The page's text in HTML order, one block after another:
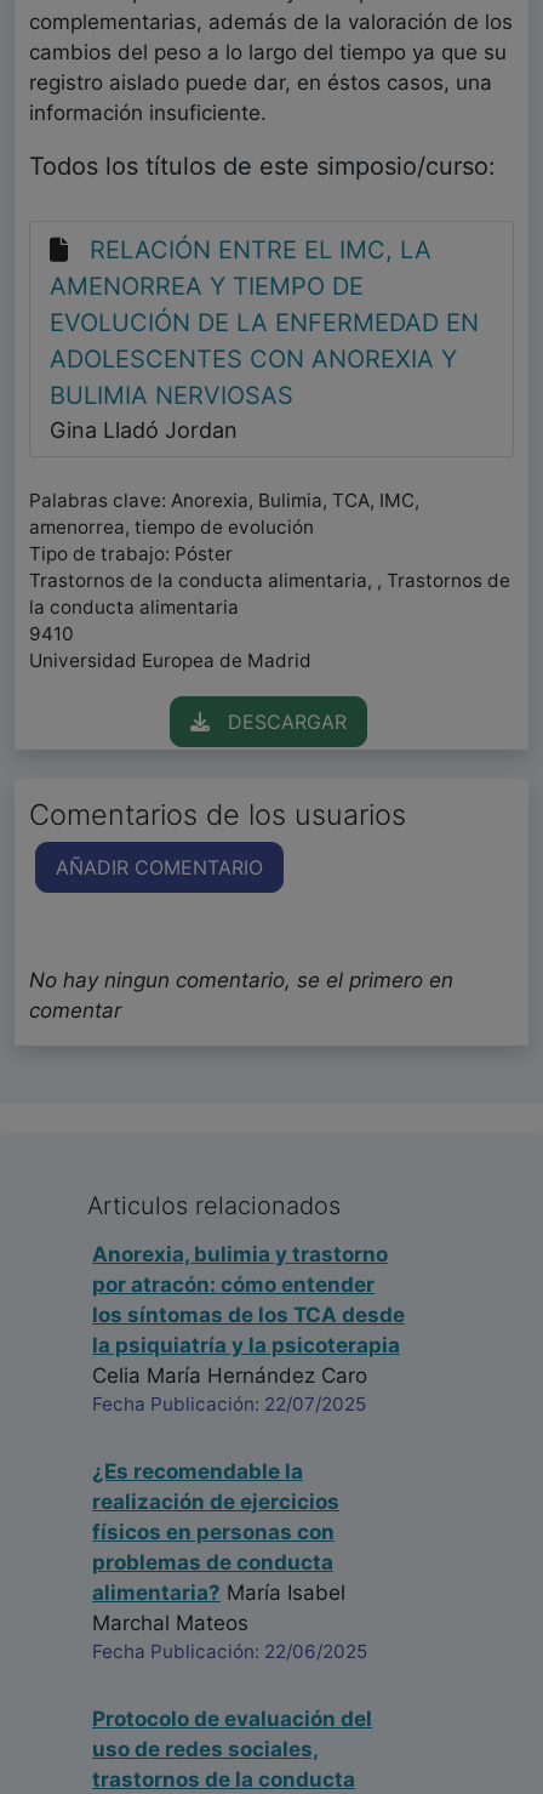
complementarias, además de la valoración de los
cambios del peso a lo largo del tiempo ya que su
registro aislado puede dar, en éstos casos, una
información insuficiente.
Todos los títulos de este simposio/curso:
RELACIÓN ENTRE EL IMC, LA
AMENORREA Y TIEMPO DE
EVOLUCIÓN DE LA ENFERMEDAD EN
ADOLESCENTES CON ANOREXIA Y
BULIMIA NERVIOSAS
Gina Lladó Jordan
Palabras clave: Anorexia, Bulimia, TCA, IMC,
amenorrea, tiempo de evolución
Tipo de trabajo: Póster
Trastornos de la conducta alimentaria, , Trastornos de
la conducta alimentaria
9410
Universidad Europea de Madrid
DESCARGAR
Comentarios de los usuarios
AÑADIR COMENTARIO
No hay ningun comentario, se el primero en
comentar
Articulos relacionados
Anorexia, bulimia y trastorno
por atracón: cómo entender
los síntomas de los TCA desde
la psiquiatría y la psicoterapia
Celia María Hernández Caro
Fecha Publicación: 22/07/2025
¿Es recomendable la
realización de ejercicios
físicos en personas con
problemas de conducta
alimentaria? María Isabel
Marchal Mateos
Fecha Publicación: 22/06/2025
Protocolo de evaluación del
uso de redes sociales,
trastornos de la conducta